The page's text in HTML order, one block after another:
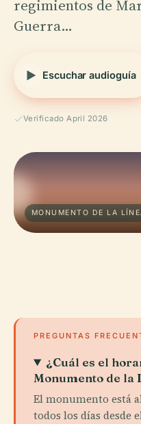
regimientos de
Guerra…
Escuchar audioguía
Verificado April 2026
MONUMENTO DE LA
PREGUNTAS
¿Cuál es el
Monumento de la
El monumento está
todos los días desde